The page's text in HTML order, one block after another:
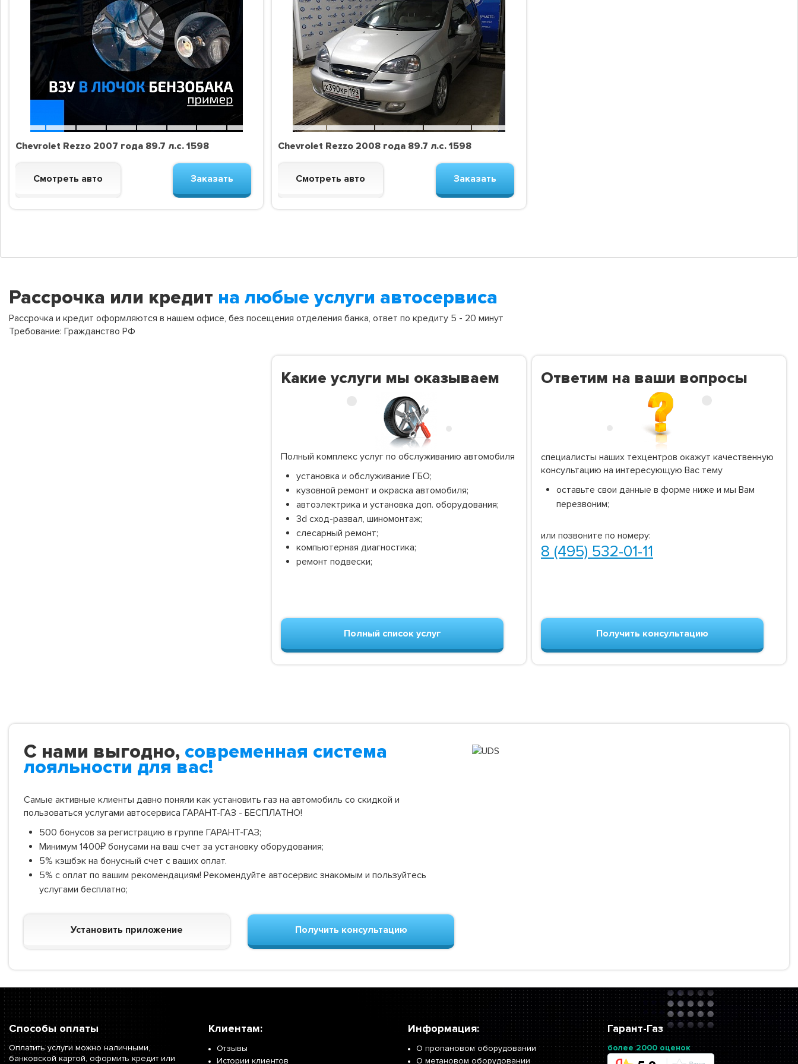
Chevrolet Rezzo 2007 года 89.7 л.с. 1598
Смотреть авто Заказать
Chevrolet Rezzo 2008 года 89.7 л.с. 1598
Смотреть авто Заказать
Рассрочка или кредит на любые услуги автосервиса
Рассрочка и кредит оформляются в нашем офисе, без посещения отделения банка, ответ по кредиту 5 - 20 минут
Требование: Гражданство РФ
Какие услуги мы оказываем
Полный комплекс услуг по обслуживанию автомобиля
установка и обслуживание ГБО;
кузовной ремонт и окраска автомобиля;
автоэлектрика и установка доп. оборудования;
3d сход-развал, шиномонтаж;
слесарный ремонт;
компьютерная диагностика;
ремонт подвески;
Полный список услуг
Ответим на ваши вопросы
специалисты наших техцентров окажут качественную
консультацию на интересующую Вас тему
оставьте свои данные в форме ниже и мы Вам
перезвоним;
или позвоните по номеру:
8 (495) 532-01-11
Получить консультацию
С нами выгодно, современная система
лояльности для вас!
Самые активные клиенты давно поняли как установить газ на автомобиль со скидкой и
пользоваться услугами автосервиса ГАРАНТ-ГАЗ - БЕСПЛАТНО!
500 бонусов за регистрацию в группе ГАРАНТ-ГАЗ;
Минимум 1400₽ бонусами на ваш счет за установку оборудования;
5% кэшбэк на бонусный счет с ваших оплат.
5% с оплат по вашим рекомендациям! Рекомендуйте автосервис знакомым и пользуйтесь
услугами бесплатно;
Установить приложение Получить консультацию
Способы оплаты
Оплатить услуги можно наличными,
банковской картой, оформить кредит или
Клиентам:
Отзывы
Истории клиентов
Информация:
О пропановом оборудовании
О метановом оборудовании
Гарант-Газ
более 2000 оценок